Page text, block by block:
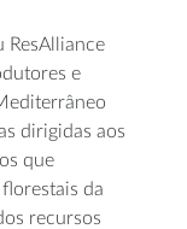
ResAlliance
e
dirigidas aos
que
da
recursos